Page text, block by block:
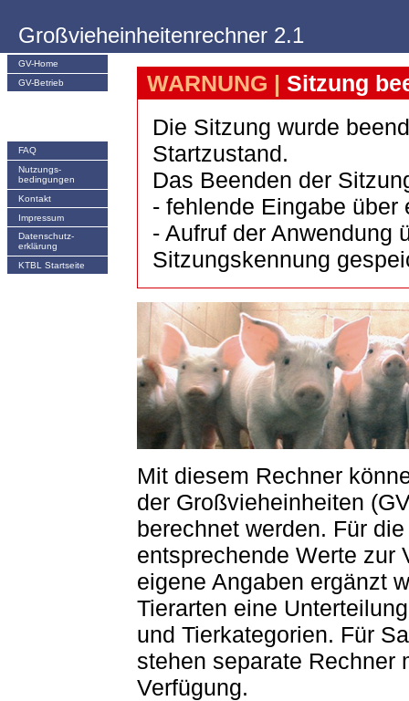
Großvieheinheitenrechner 2.1
GV-Home
GV-Betrieb
FAQ
Nutzungs­
bedingungen
Kontakt
Impressum
Datenschutz-
erklärung
KTBL Startseite
WARNUNG | Sitzung
Die Sitzung wurde
Startzustand.
Das Beenden der
- fehlende Eingabe über
- Aufruf der Anwendung
Sitzungskennung
Mit diesem Rechner
der Großvieheinheiten
berechnet werden. Für
entsprechende Werte zur
eigene Angaben ergänzt
Tierarten eine
und Tierkategorien. Für
stehen separate Rechner
Verfügung.